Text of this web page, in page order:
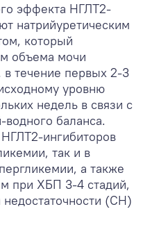
эффекта НГЛТ2-
натрийуретическим
который
объема мочи
течение первых 2-3
уровню
недель в связи с
баланса.
ингибиторов
так и в
а также
при ХБП 3-4 стадий,
(СН)